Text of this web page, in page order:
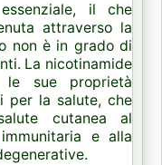
il che
attraverso la
non è in grado di
La nicotinamide
le sue proprietà
per la salute, che
cutanea al
e alla